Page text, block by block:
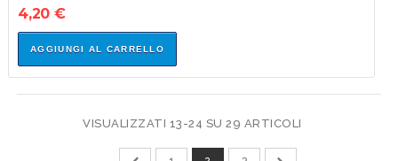
4,20 €
AGGIUNGI AL CARRELLO
VISUALIZZATI 13-24 SU 29 ARTICOLI